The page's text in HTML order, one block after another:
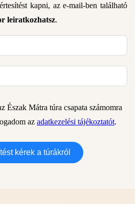
kapni, az e-mail-ben található
leiratkozhatsz.
Észak Mátra túra csapata számomra
az adatkezelési tájékoztatót.
kérek a túrákról